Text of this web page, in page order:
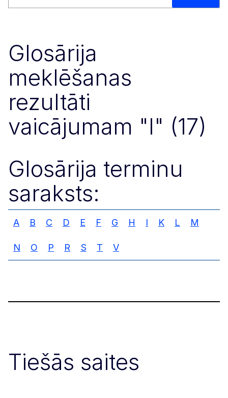
Glosārija
meklēšanas
rezultāti
vaicājumam "I" (17)
Glosārija terminu
saraksts:
A B C D E F G H I K L M
N O P R S T V
Tiešās saites